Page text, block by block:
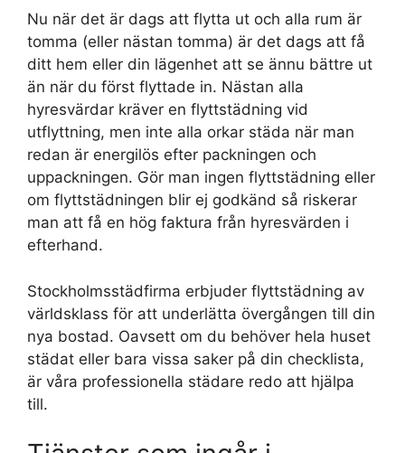
Nu när det är dags att flytta ut och alla rum är
tomma (eller nästan tomma) är det dags att få
ditt hem eller din lägenhet att se ännu bättre ut
än när du först flyttade in. Nästan alla
hyresvärdar kräver en flyttstädning vid
utflyttning, men inte alla orkar städa när man
redan är energilös efter packningen och
uppackningen. Gör man ingen flyttstädning eller
om flyttstädningen blir ej godkänd så riskerar
man att få en hög faktura från hyresvärden i
efterhand.
Stockholmsstädfirma erbjuder flyttstädning av
världsklass för att underlätta övergången till din
nya bostad. Oavsett om du behöver hela huset
städat eller bara vissa saker på din checklista,
är våra professionella städare redo att hjälpa
till.